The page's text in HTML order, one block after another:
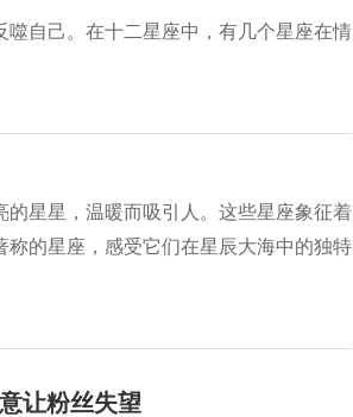
自己。在十二星座中，有几个星座在情
星星，温暖而吸引人。这些星座象征着
的星座，感受它们在星辰大海中的独特
让粉丝失望